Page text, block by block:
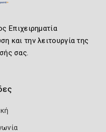
Επιχειρηματία
και την λειτουργία της
σας.